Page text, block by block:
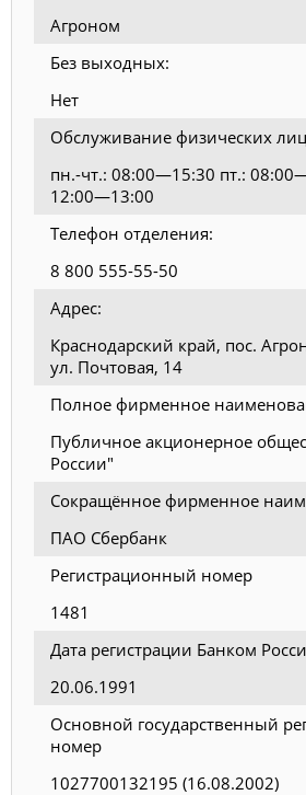
Агроном
Без выходных:
Нет
Обслуживание физических
пн.-чт.: 08:00—15:30 пт.:
12:00—13:00
Телефон отделения:
8 800 555-55-50
Адрес:
Краснодарский край, пос.
ул. Почтовая, 14
Полное фирменное
Публичное акционерное
России"
Сокращённое фирменное
ПАО Сбербанк
Регистрационный номер
1481
Дата регистрации Банком
20.06.1991
Основной государственный
номер
1027700132195 (16.08.2002)